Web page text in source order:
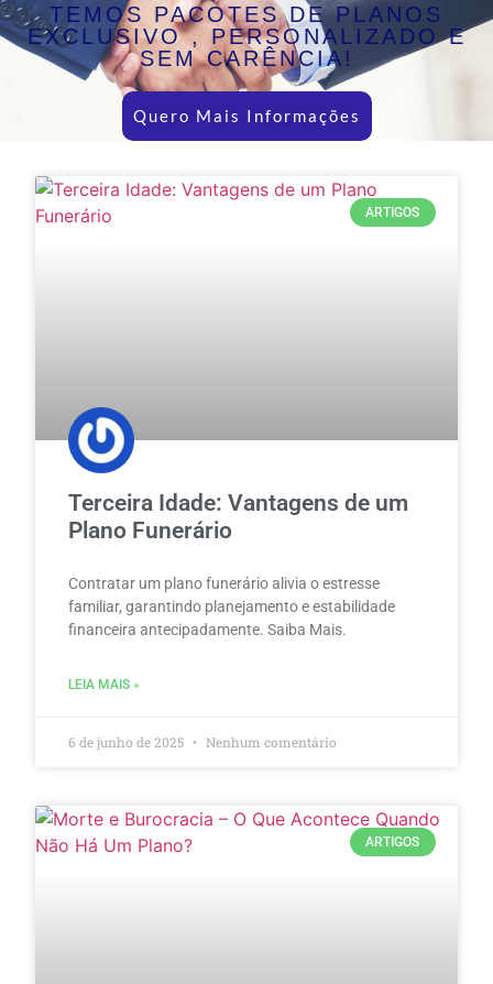
TEMOS PACOTES DE PLANOS
EXCLUSIVO , PERSONALIZADO E
SEM CARÊNCIA!
Quero Mais Informações
ARTIGOS
Terceira Idade: Vantagens de um
Plano Funerário
Contratar um plano funerário alivia o estresse
familiar, garantindo planejamento e estabilidade
financeira antecipadamente. Saiba Mais.
LEIA MAIS »
6 de junho de 2025 Nenhum comentário
ARTIGOS